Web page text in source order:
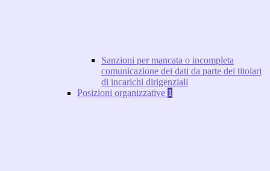
Sanzioni per mancata o incompleta
comunicazione dei dati da parte dei titolari
di incarichi dirigenziali
Posizioni organizzative 1